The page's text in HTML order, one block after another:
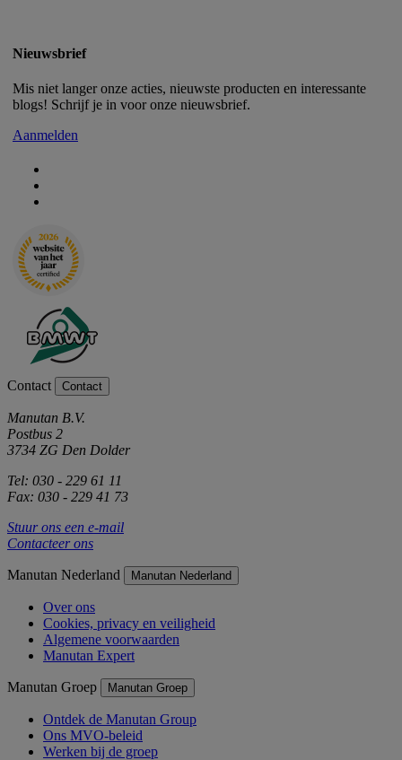
Nieuwsbrief
Mis niet langer onze acties, nieuwste producten en interessante
blogs! Schrijf je in voor onze nieuwsbrief.
Aanmelden
Contact Contact
Manutan B.V.
Postbus 2
3734 ZG Den Dolder
Tel: 030 - 229 61 11
Fax: 030 - 229 41 73
Stuur ons een e-mail
Contacteer ons
Manutan Nederland Manutan Nederland
Over ons
Cookies, privacy en veiligheid
Algemene voorwaarden
Manutan Expert
Manutan Groep Manutan Groep
Ontdek de Manutan Group
Ons MVO-beleid
Werken bij de groep